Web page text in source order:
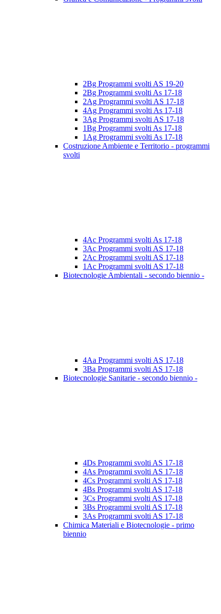
2Bg Programmi svolti AS 19-20
2Bg Programmi svolti As 17-18
2Ag Programmi svolti AS 17-18
4Ag Programmi svolti As 17-18
3Ag Programmi svolti AS 17-18
1Bg Programmi svolti As 17-18
1Ag Programmi svolti As 17-18
Costruzione Ambiente e Territorio - programmi
svolti
4Ac Programmi svolti As 17-18
3Ac Programmi svolti AS 17-18
2Ac Programmi svolti AS 17-18
1Ac Programmi svolti AS 17-18
Biotecnologie Ambientali - secondo biennio -
4Aa Programmi svolti AS 17-18
3Ba Programmi svolti AS 17-18
Biotecnologie Sanitarie - secondo biennio -
4Ds Programmi svolti AS 17-18
4As Programmi svolti AS 17-18
4Cs Programmi svolti AS 17-18
4Bs Programmi svolti AS 17-18
3Cs Programmi svolti AS 17-18
3Bs Programmi svolti AS 17-18
3As Programmi svolti AS 17-18
Chimica Materiali e Biotecnologie - primo
biennio